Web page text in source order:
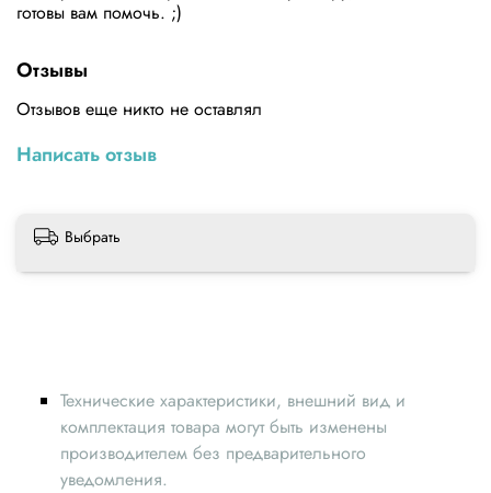
готовы вам помочь. ;)
Отзывы
Отзывов еще никто не оставлял
Написать отзыв
Выбрать
Технические характеристики, внешний вид и
комплектация товара могут быть изменены
производителем без предварительного
уведомления.